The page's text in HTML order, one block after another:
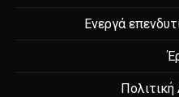
Ενεργά